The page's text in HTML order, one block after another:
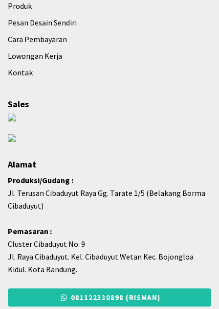
Produk
Pesan Desain Sendiri
Cara Pembayaran
Lowongan Kerja
Kontak
Sales
Alamat
Produksi/Gudang :
Jl. Terusan Cibaduyut Raya Gg. Tarate 1/5 (Belakang Borma
Cibaduyut)
Pemasaran :
Cluster Cibaduyut No. 9
Jl. Raya Cibaduyut. Kel. Cibaduyut Wetan Kec. Bojongloa
Kidul. Kota Bandung.
081122330898 (RISMAN)